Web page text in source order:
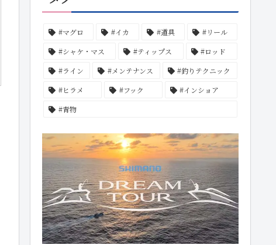
#マグロ #イカ #道具
#リール
#シャケ・マス
#ティップス
#ロッド
#ライン
#メンテナンス
#釣りテクニック
#ヒラメ
#フック
#インショア
#青物